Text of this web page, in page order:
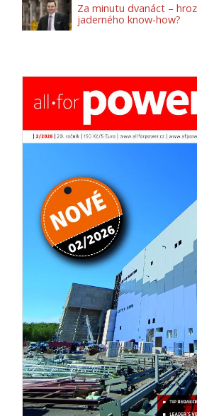
Za minutu dvanáct –
jaderného know-how?